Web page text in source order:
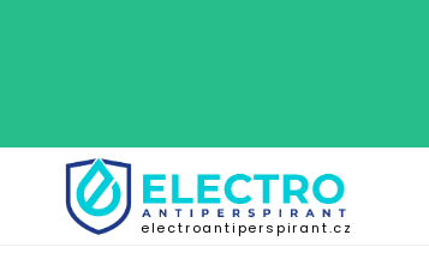
electroantiperspirant.cz